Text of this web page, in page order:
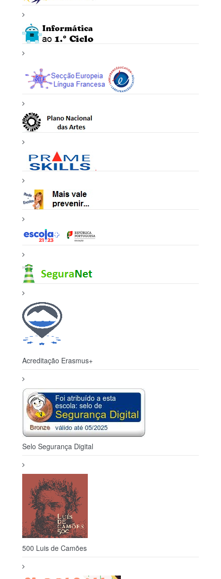
Acreditação Erasmus+
Selo Segurança Digital
500 Luis de Camões